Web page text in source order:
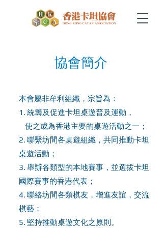
協會簡介
本會屬非牟利組織，宗旨為：
1. 統籌及促進卡坦桌遊普及運動，
使之成為香港主要的桌遊活動之一；
2. 聯繫坊間各桌遊組織，共同推動卡坦
桌遊活動；
3. 舉辦各類型的本地賽事，並選拔卡坦
國際賽事的香港代表；
4. 聯絡坊間各類棋友，增進友誼，交流
棋藝；
5. 堅持推動桌遊文化之原則。